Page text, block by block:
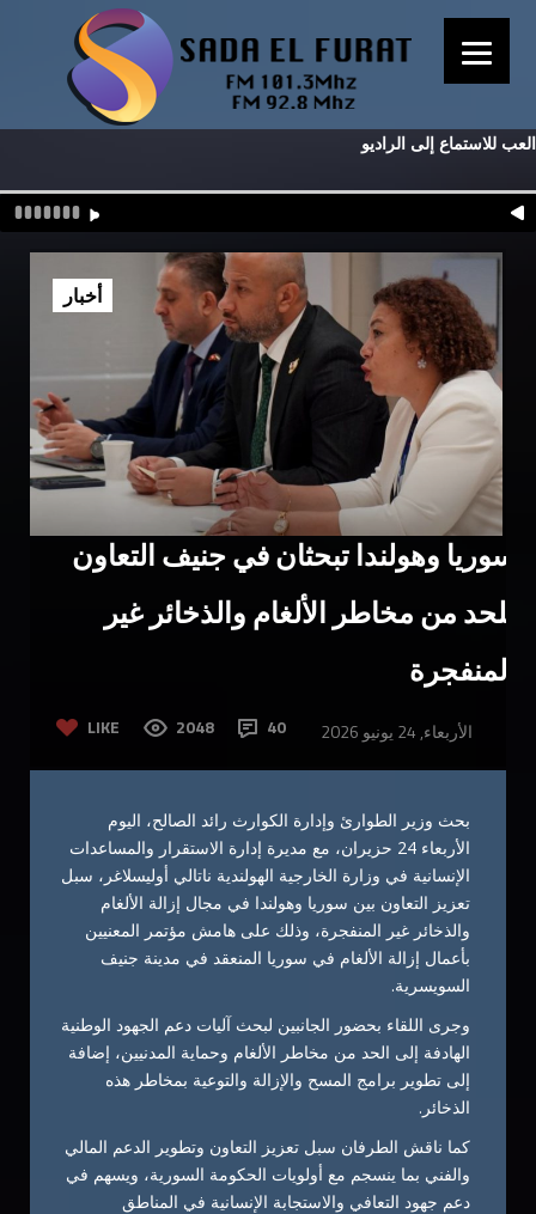
العب للاستماع إلى الراديو
سوريا وهولندا تبحثان في جنيف التعاون
للحد من مخاطر الألغام والذخائر غير
المنفجرة
LIKE 2048 40 الأربعاء, 24 يونيو 2026
أخبار
بحث وزير الطوارئ وإدارة الكوارث رائد الصالح، اليوم
الأربعاء 24 حزيران، مع مديرة إدارة الاستقرار والمساعدات
الإنسانية في وزارة الخارجية الهولندية ناتالي أوليسلاغر، سبل
تعزيز التعاون بين سوريا وهولندا في مجال إزالة الألغام
والذخائر غير المنفجرة، وذلك على هامش مؤتمر المعنيين
بأعمال إزالة الألغام في سوريا المنعقد في مدينة جنيف
السويسرية.
وجرى اللقاء بحضور الجانبين لبحث آليات دعم الجهود الوطنية
الهادفة إلى الحد من مخاطر الألغام وحماية المدنيين، إضافة
إلى تطوير برامج المسح والإزالة والتوعية بمخاطر هذه
الذخائر.
كما ناقش الطرفان سبل تعزيز التعاون وتطوير الدعم المالي
والفني بما ينسجم مع أولويات الحكومة السورية، ويسهم في
دعم جهود التعافي والاستجابة الإنسانية في المناطق